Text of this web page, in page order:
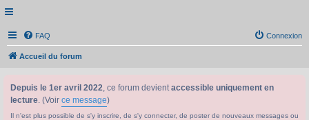
FAQ Connexion
Accueil du forum
Depuis le 1er avril 2022, ce forum devientaccessible uniquement en
lecture. (Voir ce message)
Il n'est plus possible de s'y inscrire, de s'y connecter, de poster de nouveaux messages ou